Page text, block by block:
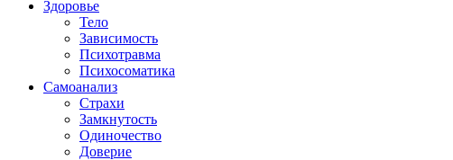
Здоровье
Тело
Зависимость
Психотравма
Психосоматика
Самоанализ
Страхи
Замкнутость
Одиночество
Доверие